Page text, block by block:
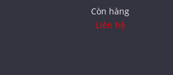
Còn hàng
Liên hệ